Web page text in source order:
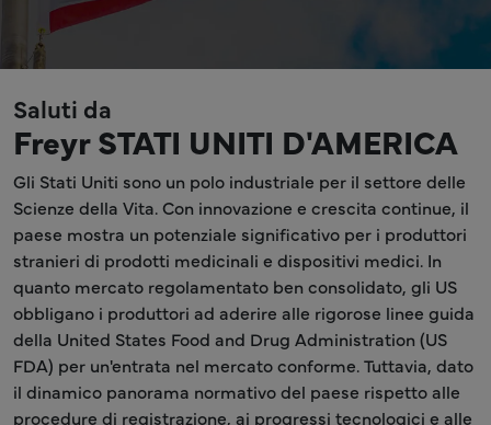
Saluti da
Freyr STATI UNITI D'AMERICA
Gli Stati Uniti sono un polo industriale per il settore delle
Scienze della Vita. Con innovazione e crescita continue, il
paese mostra un potenziale significativo per i produttori
stranieri di prodotti medicinali e dispositivi medici. In
quanto mercato regolamentato ben consolidato, gli US
obbligano i produttori ad aderire alle rigorose linee guida
della United States Food and Drug Administration (US
FDA) per un'entrata nel mercato conforme. Tuttavia, dato
il dinamico panorama normativo del paese rispetto alle
procedure di registrazione, ai progressi tecnologici e alle